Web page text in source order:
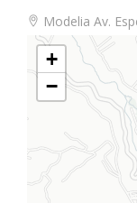
Modelia Av.
+
−